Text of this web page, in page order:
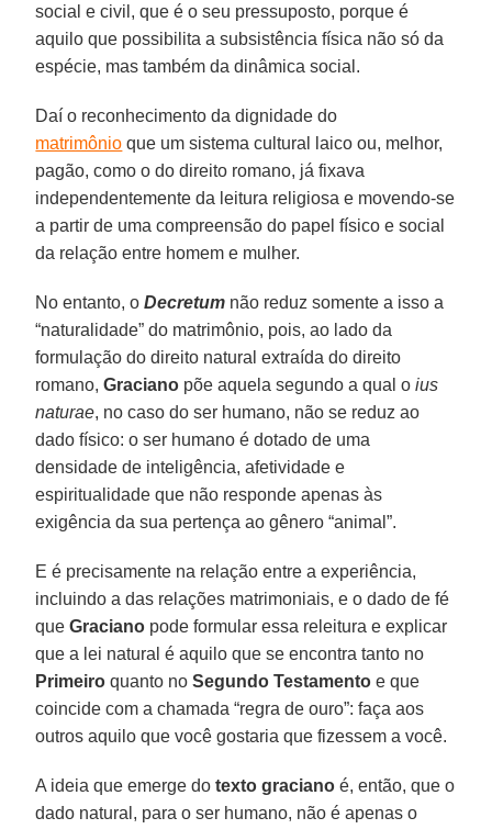
social e civil, que é o seu pressuposto, porque é
aquilo que possibilita a subsistência física não só da
espécie, mas também da dinâmica social.
Daí o reconhecimento da dignidade do
matrimônio que um sistema cultural laico ou, melhor,
pagão, como o do direito romano, já fixava
independentemente da leitura religiosa e movendo-se
a partir de uma compreensão do papel físico e social
da relação entre homem e mulher.
No entanto, oDecretum não reduz somente a isso a
“naturalidade” do matrimônio, pois, ao lado da
formulação do direito natural extraída do direito
romano,Graciano põe aquela segundo a qual oius
naturae, no caso do ser humano, não se reduz ao
dado físico: o ser humano é dotado de uma
densidade de inteligência, afetividade e
espiritualidade que não responde apenas às
exigência da sua pertença ao gênero “animal”.
E é precisamente na relação entre a experiência,
incluindo a das relações matrimoniais, e o dado de fé
queGraciano pode formular essa releitura e explicar
que a lei natural é aquilo que se encontra tanto no
Primeiro quanto noSegundo Testamento e que
coincide com a chamada “regra de ouro”: faça aos
outros aquilo que você gostaria que fizessem a você.
A ideia que emerge dotexto graciano é, então, que o
dado natural, para o ser humano, não é apenas o